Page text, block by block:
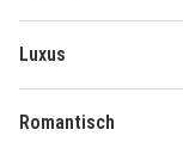
Luxus
Romantisch